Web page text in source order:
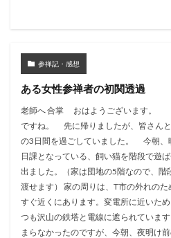
参禅記・感想
ある女性参禅者の初関透過
老師へ 合掌 おはようございます。
ですね。 先に帰りましたが、皆さん
の3日間を過ごしていました。 今朝、
日課となっている、飼い猫を階段で遊
出ました。（家は団地の5階なので、
渡せます） 家の周りは、T市の外れの
すぐ近くにあります。変電所に近いた
つも沢山の鉄塔と電線に遮られていま
まらなかったのですが、今朝、夜明け